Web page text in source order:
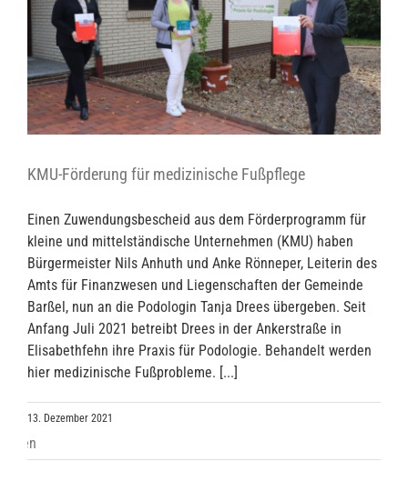
KMU-Förderung für medizinische Fußpflege
Einen Zuwendungsbescheid aus dem Förderprogramm für
kleine und mittelständische Unternehmen (KMU) haben
Bürgermeister Nils Anhuth und Anke Rönneper, Leiterin des
Amts für Finanzwesen und Liegenschaften der Gemeinde
Barßel, nun an die Podologin Tanja Drees übergeben. Seit
Anfang Juli 2021 betreibt Drees in der Ankerstraße in
Elisabethfehn ihre Praxis für Podologie. Behandelt werden
hier medizinische Fußprobleme. [...]
13. Dezember 2021